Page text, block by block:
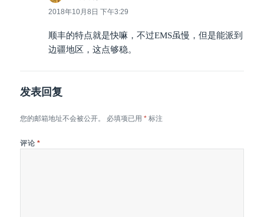
道：
2018年10月8日 下午3:29
顺丰的特点就是快嘛，不过EMS虽慢，但是能派到
边疆地区，这点够稳。
发表回复
您的邮箱地址不会被公开。 必填项已用* 标注
评论 *